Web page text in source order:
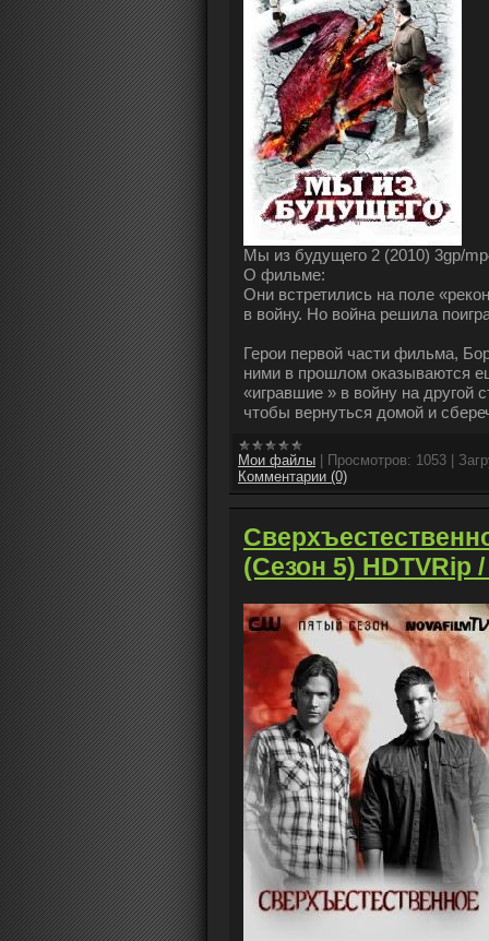
Мы из будущего 2 (2010) 3gp/
О фильме:
Они встретились на поле
в войну. Но война решила
Герои первой части фильма,
ними в прошлом оказываются
«игравшие » в войну на другой
чтобы вернуться домой и
Мои файлы Просмотров: 1053
Комментарии (0)
(Cезон 5) HDTVRip